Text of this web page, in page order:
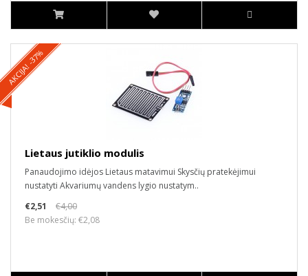
AKCIJA! -37%
Lietaus jutiklio modulis
Panaudojimo idėjos Lietaus matavimui Skysčių pratekėjimui
nustatyti Akvariumų vandens lygio nustatym..
€2,51
€4,00
Be mokesčių: €2,08